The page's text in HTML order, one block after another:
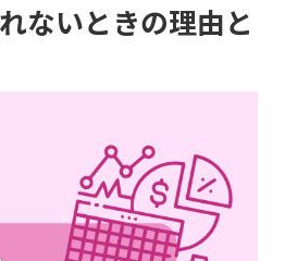
ないときの理由と